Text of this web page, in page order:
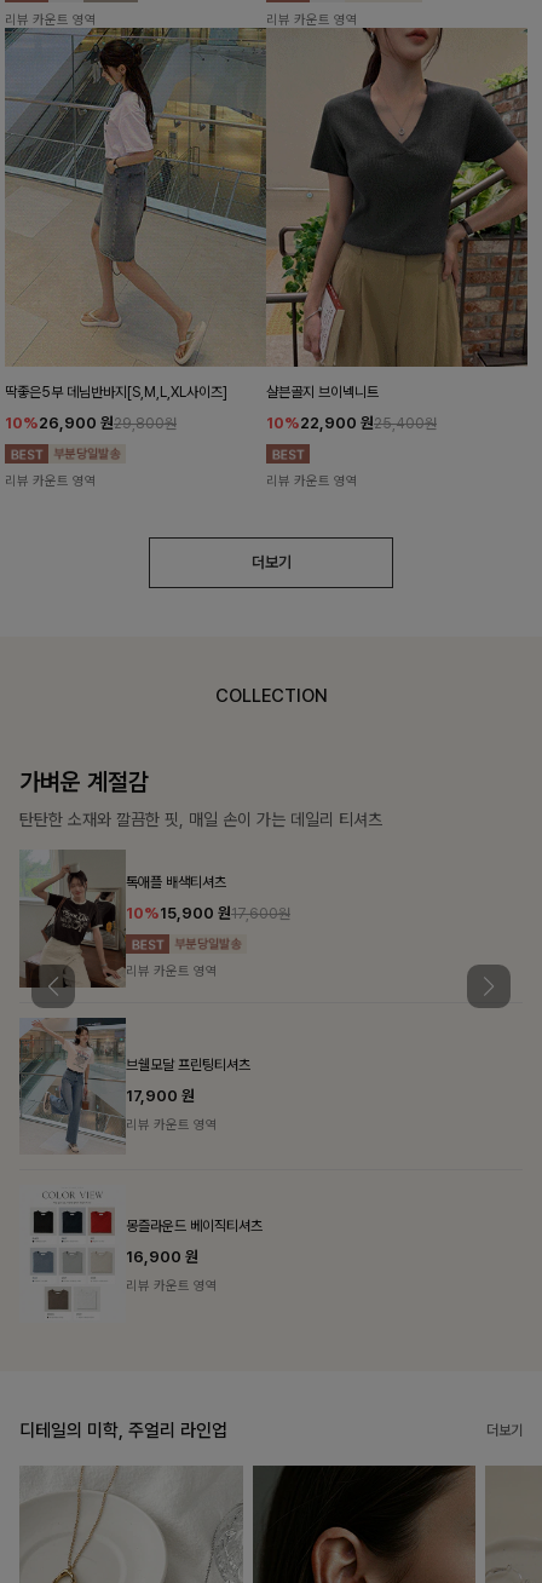
리뷰 카운트 영역 리뷰 카운트 영역
딱좋은5부 데님반바지[S,M,L,XL사이즈]
10%26,900 원29,800원
리뷰 카운트 영역
샬븐골지 브이넥니트
10%22,900 원25,400원
리뷰 카운트 영역
더보기
COLLECTION
가장 쉬운 코디
특별한 날부터 일상까지 함께하는 룩
[주문폭주/군살삭제]젤링클프리 카라원피스
18%27,900 원34,000원
리뷰 카운트 영역
디테일의 미학, 주얼리 라인업 더보기